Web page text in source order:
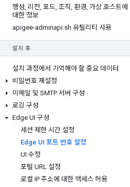
행성, 리전, 포드, 조직, 환경, 가상 호스트에
대한 정보
apigee-adminapi.sh 유틸리티 사용
설치 후
설치 과정에서 기억해야 할 중요 데이터
비밀번호 재설정
이메일 및 SMTP 서버 구성
로깅 구성
Edge UI 구성
세션 제한 시간 설정
Edge UI 포트 번호 설정
UI 수정
포털 URL 설정
로컬 IP 주소에 대한 액세스 허용